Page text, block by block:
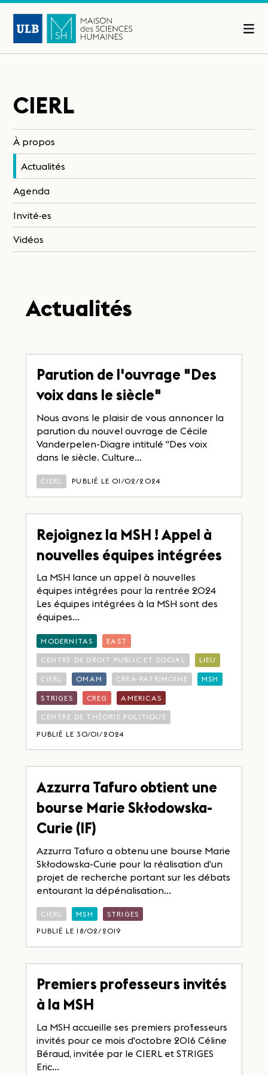
CIERL
À propos
Actualités
Agenda
Invité·es
Vidéos
Actualités
Parution de l'ouvrage "Des
voix dans le siècle"
Nous avons le plaisir de vous annoncer la
parution du nouvel ouvrage de Cécile
Vanderpelen-Diagre intitulé "Des voix
dans le siècle. Culture...
CIERL PUBLIÉ LE 01/02/2024
Rejoignez la MSH ! Appel à
nouvelles équipes intégrées
La MSH lance un appel à nouvelles
équipes intégrées pour la rentrée 2024
Les équipes intégrées à la MSH sont des
équipes...
MODERNITAS EAST
CENTRE DE DROIT PUBLIC ET SOCIAL LIEU
CIERL OMAM CREA-PATRIMOINE MSH
STRIGES CREG AMERICAS
CENTRE DE THÉORIE POLITIQUE
PUBLIÉ LE 30/01/2024
Azzurra Tafuro obtient une
bourse Marie Skłodowska-
Curie (IF)
Azzurra Tafuro a obtenu une bourse Marie
Skłodowska-Curie pour la réalisation d’un
projet de recherche portant sur les débats
entourant la dépénalisation...
CIERL MSH
STRIGES
PUBLIÉ LE 18/02/2019
Premiers professeurs invités
à la MSH
La MSH accueille ses premiers professeurs
invités pour ce mois d'octobre 2016 Céline
Béraud, invitée par le CIERL et STRIGES
Eric...